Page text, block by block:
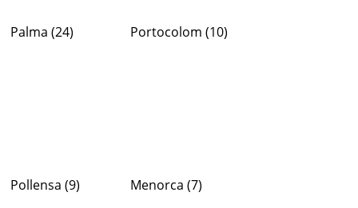
Palma(24) Portocolom(10)
Pollensa(9) Menorca(7)